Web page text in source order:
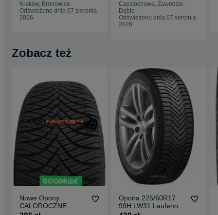
Kraków, Bronowice
Odświeżono dnia 07 sierpnia
2026
opony pobranie
dostawa 0zł
Częstochowa, Zawodzie -
Dąbie
Odświeżono dnia 07 sierpnia
2026
Zobacz też
Nowe Opony
CAŁOROCZNE
Opona 225/60R17
99H LW31 Laufenn